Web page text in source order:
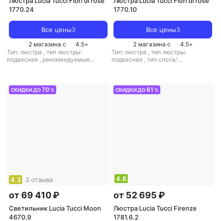
1770.24
Все цены3
2 магазина с 4.5+
Тип: люстра , тип люстры:
подвесная , рекомендуемые
этнический,цвет плафона/
абажура: розовый
1770.10
Все цены3
2 магазина с 4.5+
Тип: люстра , тип люстры:
подвесная , тип спота/
источник света: лампы
накаливания,стиль: прованс
СКИДКИ ДО70 %
4.3 3 отзыва
от 69 410 ₽
Светильник Lucia Tucci Moon
4670.9
СКИДКИ ДО61 %
4.8
от 52 695 ₽
Люстра Lucia Tucci Firenze
1781.6.2